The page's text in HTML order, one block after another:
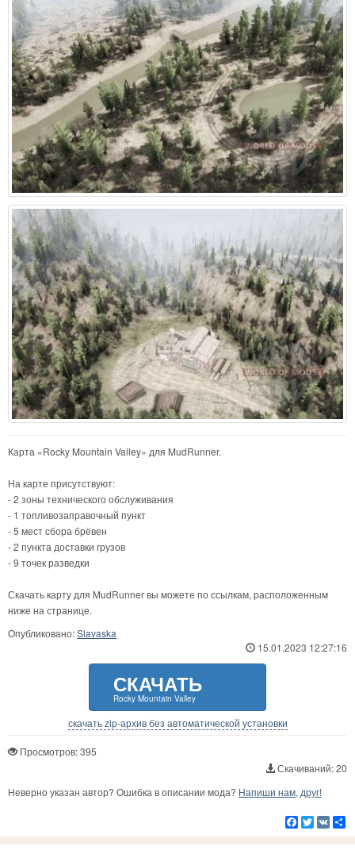
Карта «Rocky Mountain Valley» для MudRunner.
На карте присутствуют:
- 2 зоны технического обслуживания
- 1 топливозаправочный пункт
- 5 мест сбора брёвен
- 2 пункта доставки грузов
- 9 точек разведки
Скачать карту для MudRunner вы можете по ссылкам, расположенным
ниже на странице.
Опубликовано:Slavaska
15.01.2023 12:27:16
СКАЧАТЬ
Rocky Mountain Valley
скачать zip-архив без автоматической установки
Просмотров: 395
Скачиваний: 20
Неверно указан автор? Ошибка в описании мода? Напиши нам, друг!
Facebook
Twitter
VK